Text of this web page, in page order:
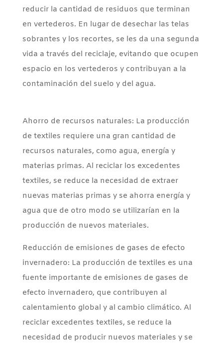
reducir la cantidad de residuos que terminan
en vertederos. En lugar de desechar las telas
sobrantes y los recortes, se les da una segunda
vida a través del reciclaje, evitando que ocupen
espacio en los vertederos y contribuyan a la
contaminación del suelo y del agua.
Ahorro de recursos naturales: La producción
de textiles requiere una gran cantidad de
recursos naturales, como agua, energía y
materias primas. Al reciclar los excedentes
textiles, se reduce la necesidad de extraer
nuevas materias primas y se ahorra energía y
agua que de otro modo se utilizarían en la
producción de nuevos materiales.
Reducción de emisiones de gases de efecto
invernadero: La producción de textiles es una
fuente importante de emisiones de gases de
efecto invernadero, que contribuyen al
calentamiento global y al cambio climático. Al
reciclar excedentes textiles, se reduce la
necesidad de producir nuevos materiales y se